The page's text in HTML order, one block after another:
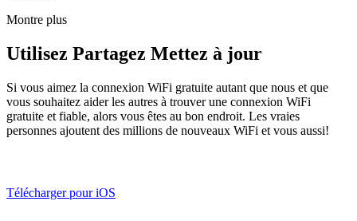
Montre plus
Utilisez Partagez Mettez à jour
Si vous aimez la connexion WiFi gratuite autant que nous et que
vous souhaitez aider les autres à trouver une connexion WiFi
gratuite et fiable, alors vous êtes au bon endroit. Les vraies
personnes ajoutent des millions de nouveaux WiFi et vous aussi!
Télécharger pour iOS